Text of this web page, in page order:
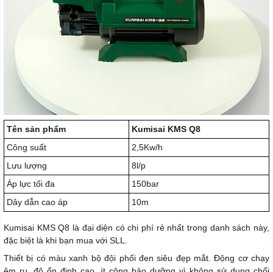
Tên sản phẩm
Kumisai KMS Q8
Công suất
2,5Kw/h
Lưu lượng
8l/p
Áp lực tối đa
150bar
Dây dẫn cao áp
10m
Kumisai KMS Q8 là đại diện có chi phí rẻ nhất trong danh sách này,
đặc biệt là khi bạn mua với SLL.
Thiết bị có màu xanh bộ đội phối đen siêu đẹp mắt. Động cơ chạy